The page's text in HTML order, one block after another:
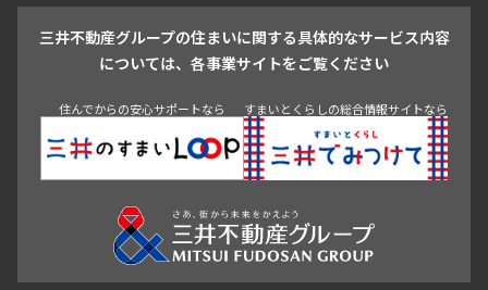
青山 渋谷 東京・大手町 新宿 品川
目黒・中目黒
三井不動産グループの住まいに関する具体的なサービス内容
については、各事業サイトをご覧ください
住んでからの安心サポートなら すまいとくらしの総合情報サイトなら